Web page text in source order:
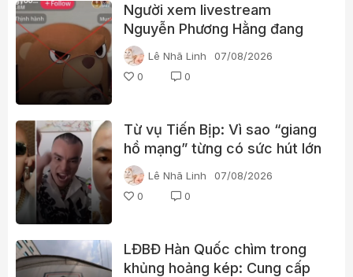
Người xem livestream
Nguyễn Phương Hằng đang
tìm kiếm điều gì?
Lê Nhã Linh
07/08/2026
0
0
Từ vụ Tiến Bịp: Vì sao “giang
hồ mạng” từng có sức hút lớn
với người xem?
Lê Nhã Linh
07/08/2026
0
0
LĐBĐ Hàn Quốc chìm trong
khủng hoảng kép: Cung cấp